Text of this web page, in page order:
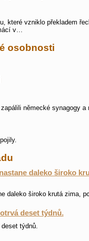
které vzniklo překladem
v…
osobnosti
německé synagogy
daleko široko
daleko široko krutá zima,
deset týdnů.
týdnů.